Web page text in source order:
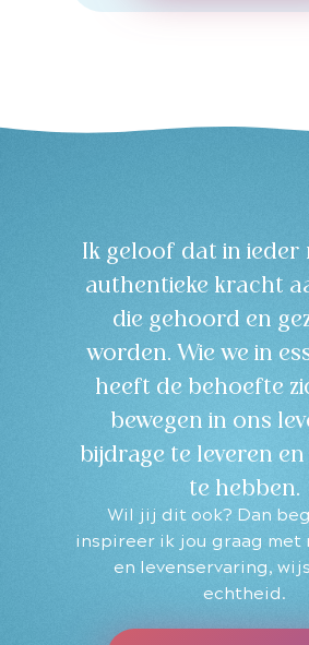
Ik geloof dat in ieder
authentieke kracht
die gehoord en
worden. Wie we in
heeft de behoefte
bewegen in ons
bijdrage te leveren
te hebben.
Wil jij dit ook? Dan
inspireer ik jou graag met
en levenservaring,
echtheid.